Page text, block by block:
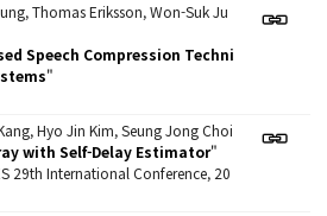
Thomas Eriksson, Won-Suk Ju
Speech Compression Techni
"
Hyo Jin Kim, Seung Jong Choi
with Self-Delay Estimator"
29th International Conference, 20